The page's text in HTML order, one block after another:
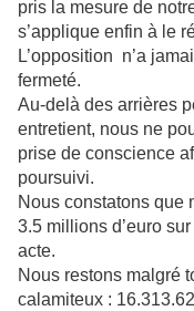
pris la mesure de
s’applique enfin à le
L’opposition n’a
fermeté.
Au-delà des arrières
entretient, nous ne
prise de conscience
poursuivi.
Nous constatons que
3.5 millions d’euro
acte.
Nous restons malgré
calamiteux :